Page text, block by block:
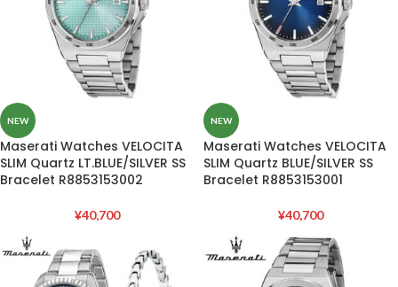
NEW
Maserati Watches VELOCITA
SLIM Quartz LT.BLUE/SILVER SS
Bracelet R8853153002
¥40,700
NEW
Maserati Watches VELOCITA
SLIM Quartz BLUE/SILVER SS
Bracelet R8853153001
¥40,700